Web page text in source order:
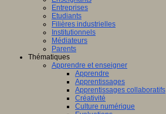
Entreprises
Etudiants
Filières industrielles
Institutionnels
Médiateurs
Parents
Thématiques
Apprendre et enseigner
Apprendre
Apprentissages
Apprentissages collaboratifs
Créativité
Culture numérique